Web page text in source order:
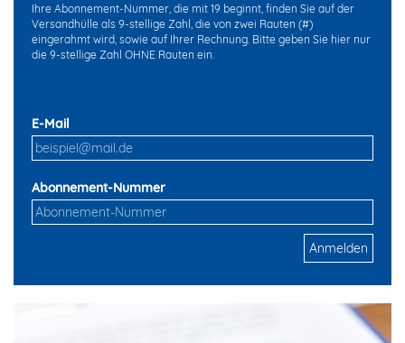
Ihre Abonnement-Nummer, die mit 19 beginnt, finden Sie auf der
Versandhülle als 9-stellige Zahl, die von zwei Rauten (#)
eingerahmt wird, sowie auf Ihrer Rechnung. Bitte geben Sie hier nur
die 9-stellige Zahl OHNE Rauten ein.
E-Mail
Abonnement-Nummer
Anmelden